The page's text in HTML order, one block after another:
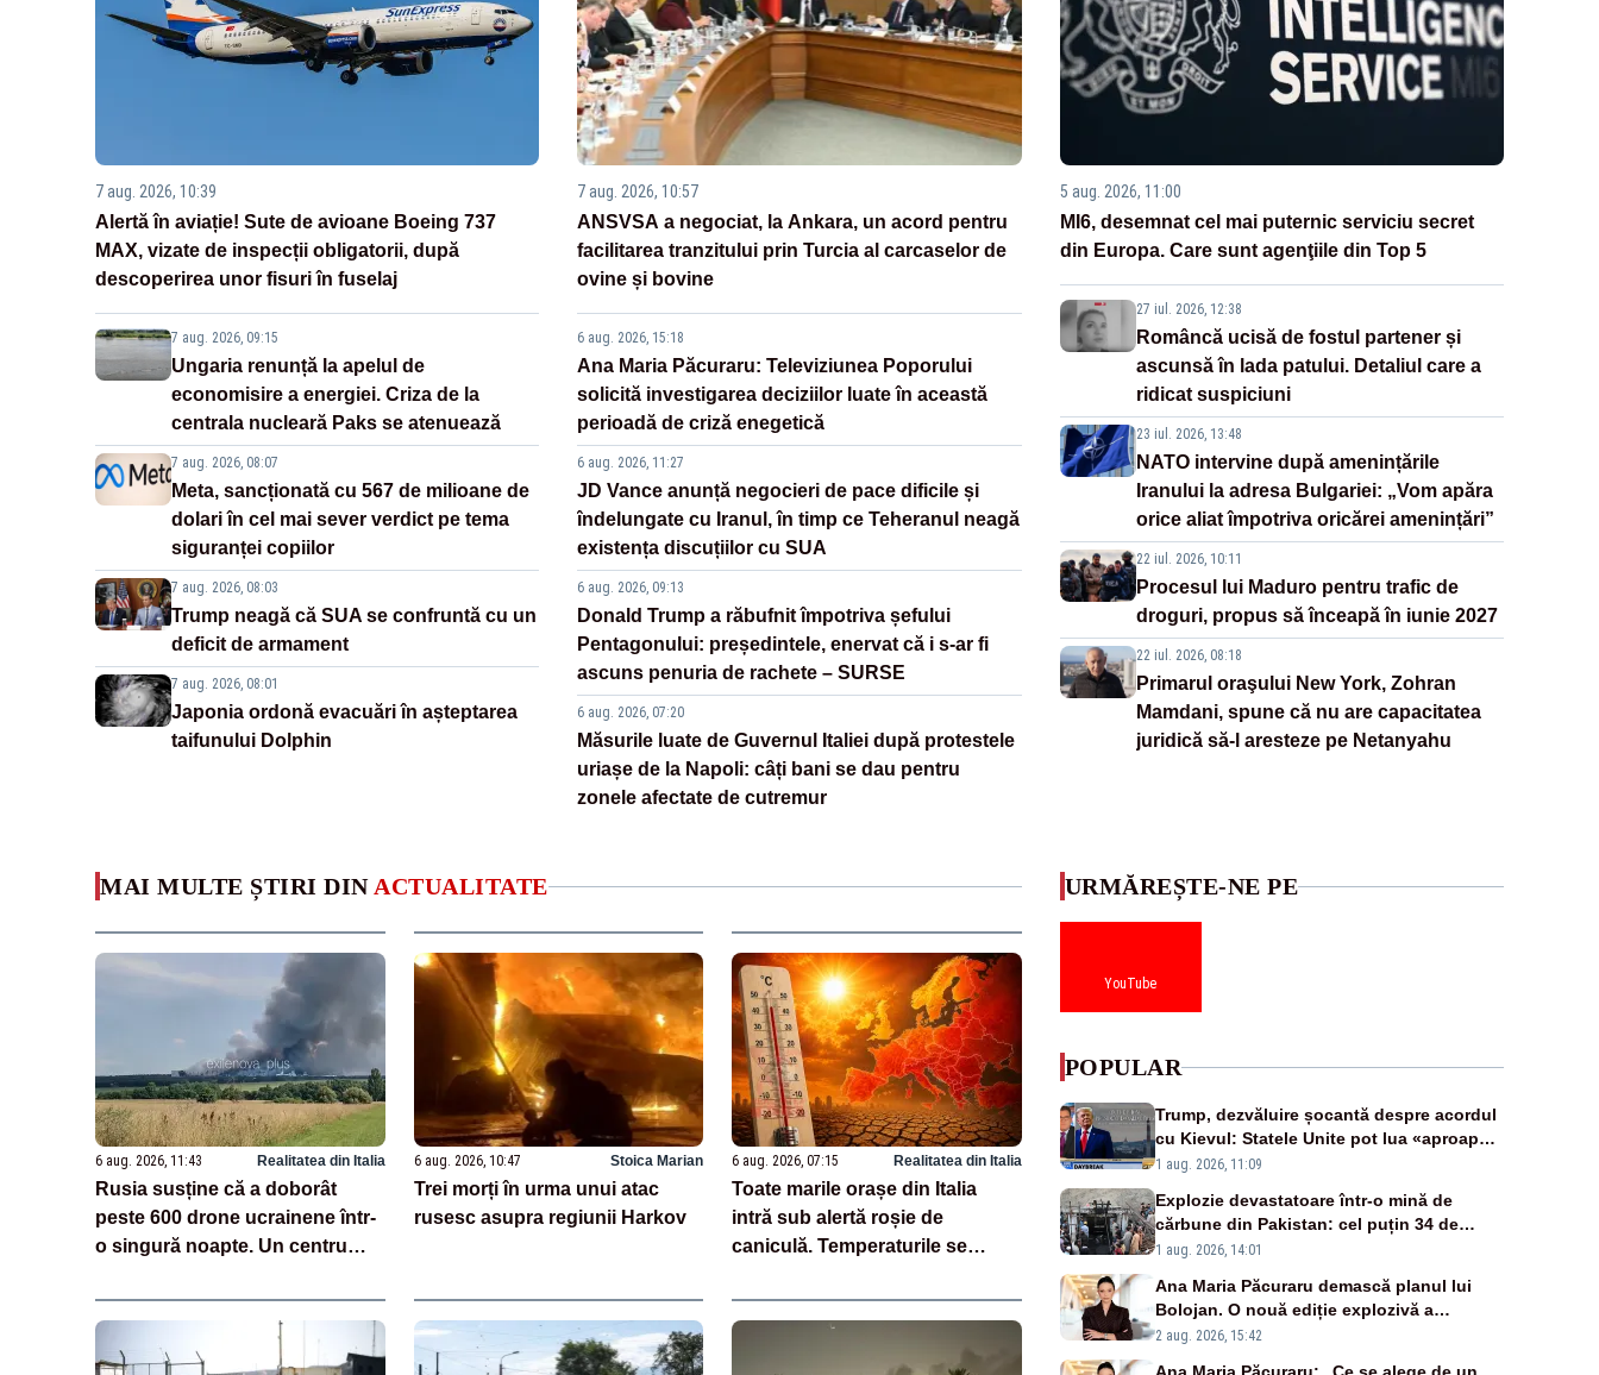
7 aug. 2026, 10:39
Alertă în aviație! Sute de avioane Boeing 737
MAX, vizate de inspecții obligatorii, după
descoperirea unor fisuri în fuselaj
7 aug. 2026, 09:15
Ungaria renunță la apelul de
economisire a energiei. Criza de la
centrala nucleară Paks se atenuează
7 aug. 2026, 08:07
Meta, sancționată cu 567 de milioane de
dolari în cel mai sever verdict pe tema
siguranței copiilor
7 aug. 2026, 08:03
Trump neagă că SUA se confruntă cu un
deficit de armament
7 aug. 2026, 08:01
Japonia ordonă evacuări în așteptarea
taifunului Dolphin
7 aug. 2026, 10:57
ANSVSA a negociat, la Ankara, un acord pentru
facilitarea tranzitului prin Turcia al carcaselor de
ovine și bovine
6 aug. 2026, 15:18
Ana Maria Păcuraru: Televiziunea Poporului
solicită investigarea deciziilor luate în această
perioadă de criză enegetică
6 aug. 2026, 11:27
JD Vance anunță negocieri de pace dificile și
îndelungate cu Iranul, în timp ce Teheranul neagă
existența discuțiilor cu SUA
6 aug. 2026, 09:13
Donald Trump a răbufnit împotriva șefului
Pentagonului: președintele, enervat că i s-ar fi
ascuns penuria de rachete – SURSE
6 aug. 2026, 07:20
Măsurile luate de Guvernul Italiei după protestele
uriașe de la Napoli: câți bani se dau pentru
zonele afectate de cutremur
5 aug. 2026, 11:00
MI6, desemnat cel mai puternic serviciu secret
din Europa. Care sunt agenţiile din Top 5
27 iul. 2026, 12:38
Româncă ucisă de fostul partener și
ascunsă în lada patului. Detaliul care a
ridicat suspiciuni
23 iul. 2026, 13:48
NATO intervine după amenințările
Iranului la adresa Bulgariei: „Vom apăra
orice aliat împotriva oricărei amenințări”
22 iul. 2026, 10:11
Procesul lui Maduro pentru trafic de
droguri, propus să înceapă în iunie 2027
22 iul. 2026, 08:18
Primarul oraşului New York, Zohran
Mamdani, spune că nu are capacitatea
juridică să-l aresteze pe Netanyahu
MAI MULTE ȘTIRI DIN ACTUALITATE
6 aug. 2026, 11:43 Realitatea din Italia
Rusia susține că a doborât
peste 600 drone ucrainene într-
o singură noapte. Un centru
VIDEO
6 aug. 2026, 10:47 Stoica Marian
Trei morți în urma unui atac
rusesc asupra regiunii Harkov
6 aug. 2026, 07:15 Realitatea din Italia
Toate marile orașe din Italia
intră sub alertă roșie de
caniculă. Temperaturile se
URMĂREȘTE-NE PE
YouTube
POPULAR
Trump, dezvăluire șocantă despre acordul
cu Kievul: Statele Unite pot lua «aproape
tot ce vor» din minele Ucrainei”
1 aug. 2026, 11:09
Explozie devastatoare într-o mină de
cărbune din Pakistan: cel puțin 34 de
morți - VIDEO
1 aug. 2026, 14:01
Ana Maria Păcuraru demască planul lui
Bolojan. O nouă ediție explozivă a
emisiunii „Miza Zilei” la Realitatea PLUS
2 aug. 2026, 15:42